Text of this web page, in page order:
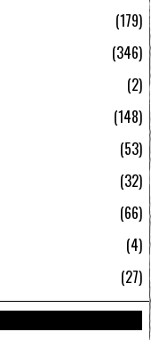
179
346
2
148
53
32
66
4
27